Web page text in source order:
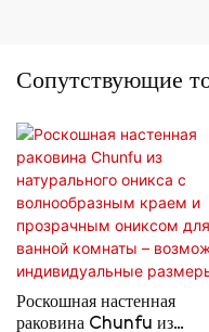
Сопутствующие
Роскошная настенная
раковина Chunfu из